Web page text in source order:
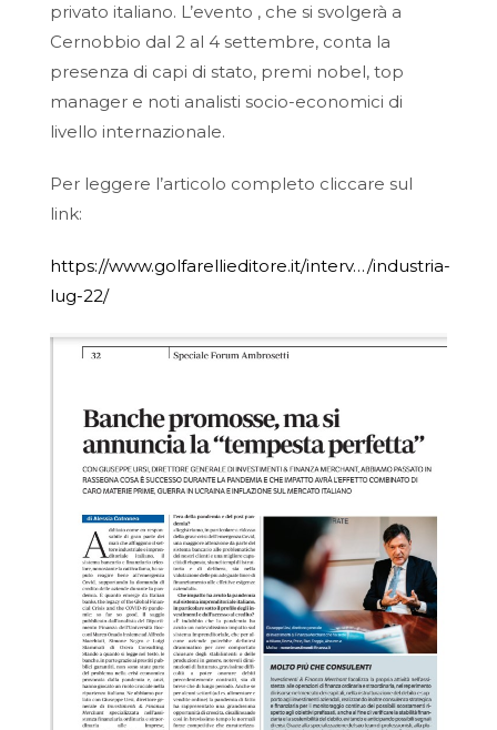
privato italiano. L’evento , che si svolgerà a
Cernobbio dal 2 al 4 settembre, conta la
presenza di capi di stato, premi nobel, top
manager e noti analisti socio-economici di
livello internazionale.
Per leggere l’articolo completo cliccare sul
link:
https://www.golfarellieditore.it/interv…/industria-
lug-22/